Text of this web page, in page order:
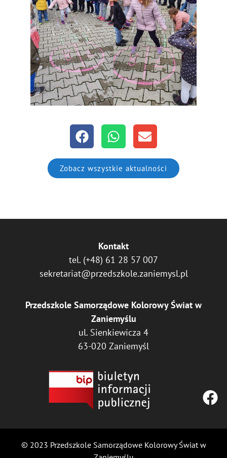
Zobacz wszystkie aktualności
Kontakt
tel. (+48) 61 28 57 007
sekretariat@przedszkole.zaniemysl.pl
Przedszkole Samorządowe Kolorowy Świat w
Zaniemyślu
ul. Sienkiewicza 4
63-020 Zaniemyśl
© 2023 Przedszkole Samorządowe Kolorowy Świat w